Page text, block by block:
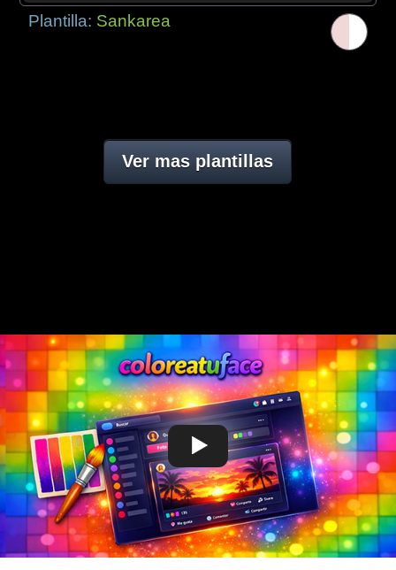
Plantilla: Sankarea
Ver mas plantillas